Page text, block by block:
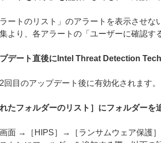
ラートのリスト」のアラートを表示させ
集より、各アラートの「ユーザーに確認
デート直後にIntel Threat Detection
回目のアップデート後に有効化されます。
れたフォルダーのリスト］にフォルダー
面 →［HIPS］→［ランサムウェア保護